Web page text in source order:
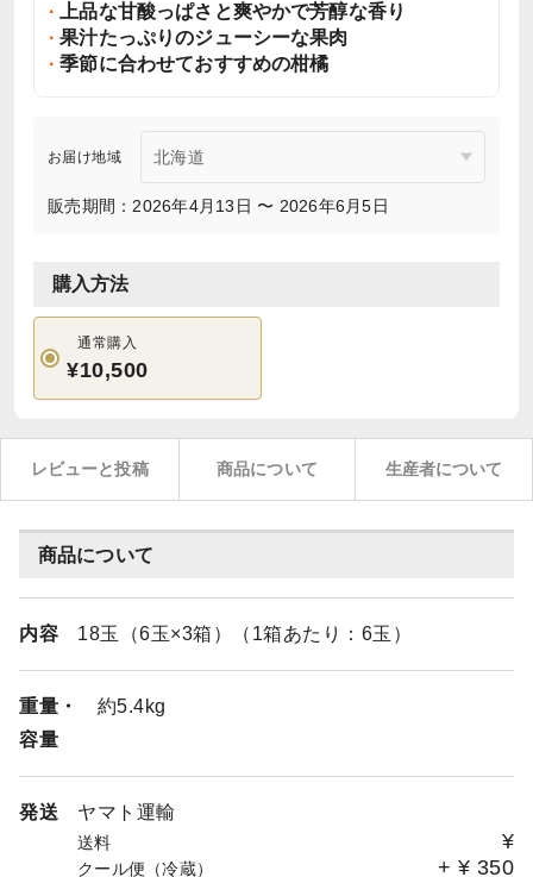
上品な甘酸っぱさと爽やかで芳醇な香り
果汁たっぷりのジューシーな果肉
季節に合わせておすすめの柑橘
お届け地域
販売期間：2026年4月13日 〜 2026年6月5日
購入方法
通常購入
¥10,500
レビューと投稿 商品について 生産者について
商品について
内容 18玉（6玉×3箱）（1箱あたり：6玉）
重量・
容量
約5.4kg
発送 ヤマト運輸
送料 ¥
クール便（冷蔵） + ¥ 350